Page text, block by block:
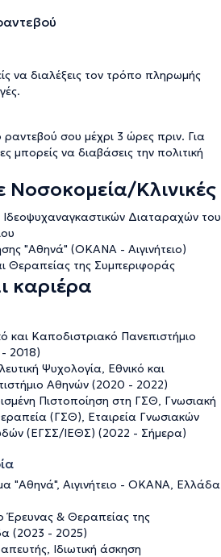
να διαλέξεις τον τρόπο πληρωμής
σου μέχρι 3 ώρες πριν. Για
μπορείς να διαβάσεις την πολιτική
Νοσοκομεία/Κλινικές
Διαταραχών του
"Αθηνά" (ΟΚΑΝΑ - Αιγινήτειο)
Θεραπείας της Συμπεριφοράς
καριέρα
και Καποδιστριακό Πανεπιστήμιο
2018)
Ψυχολογία, Εθνικό και
Αθηνών (2020 - 2022)
Πιστοποίηση στη ΓΣΘ, Γνωσιακή
(ΓΣΘ), Εταιρεία Γνωσιακών
(ΕΓΣΣ/ΙΕΘΣ) (2022 - Σήμερα)
"Αθηνά", Αιγινήτειο - ΟΚΑΝΑ, Ελλάδα
Έρευνας & Θεραπείας της
(2023 - 2025)
Ιδιωτική άσκηση